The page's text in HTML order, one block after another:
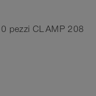
pezzi CLAMP 208